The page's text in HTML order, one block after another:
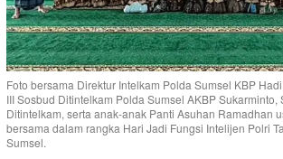
Foto bersama Direktur Intelkam Polda Sumsel KBP
III Sosbud Ditintelkam Polda Sumsel AKBP Sukarminto,
Ditintelkam, serta anak-anak Panti Asuhan Ramadhan
bersama dalam rangka Hari Jadi Fungsi Intelijen Polri
Sumsel.